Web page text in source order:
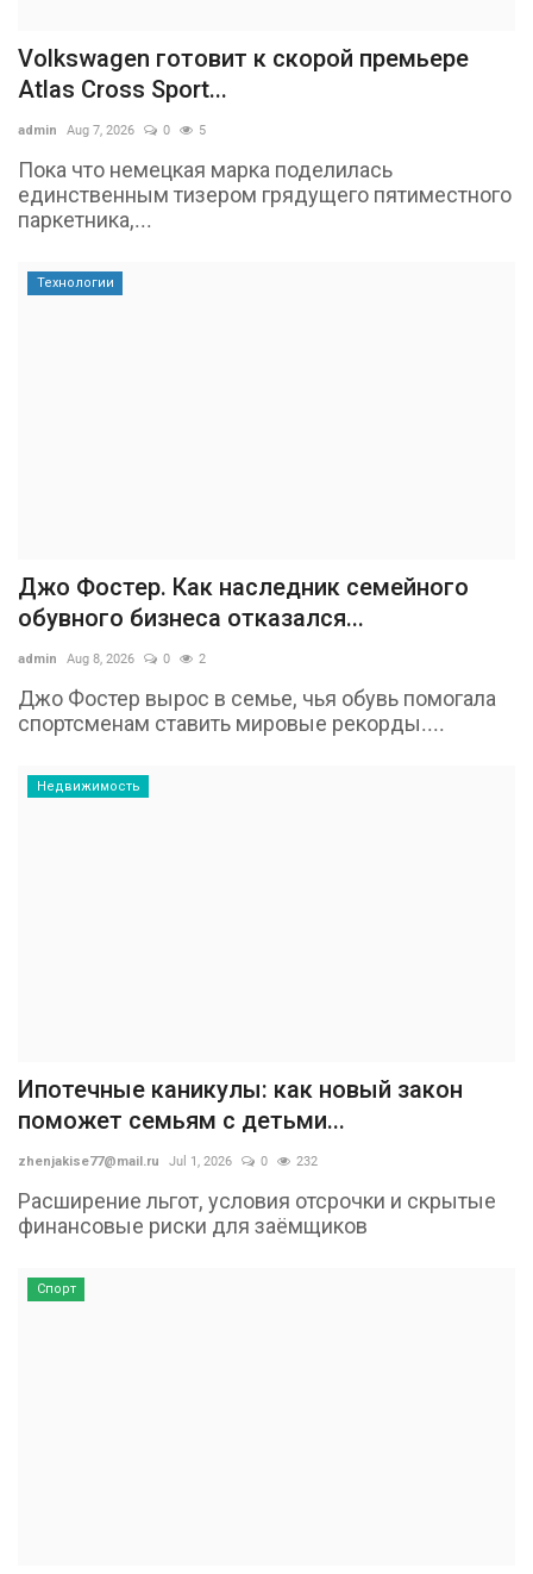
Volkswagen готовит к скорой премьере
Atlas Cross Sport...
admin Aug 7, 2026 0 5
Пока что немецкая марка поделилась
единственным тизером грядущего пятиместного
паркетника,...
Технологии
Джо Фостер. Как наследник семейного
обувного бизнеса отказался...
admin Aug 8, 2026 0 2
Джо Фостер вырос в семье, чья обувь помогала
спортсменам ставить мировые рекорды....
Недвижимость
Ипотечные каникулы: как новый закон
поможет семьям с детьми...
zhenjakise77@mail.ru Jul 1, 2026 0 232
Расширение льгот, условия отсрочки и скрытые
финансовые риски для заёмщиков
Спорт